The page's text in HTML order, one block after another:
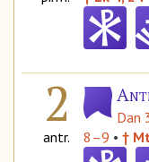
2
antr.
Dan
8–9 • †